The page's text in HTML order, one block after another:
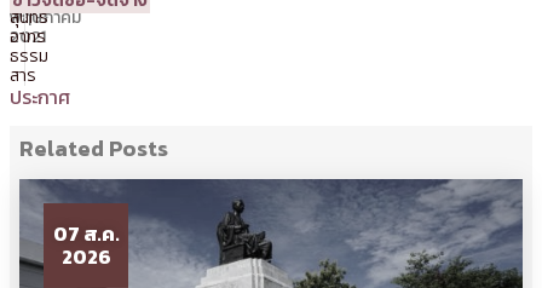
พฤษภาคม
2021
สุนทร
อาทร
ธรรม
สาร
ประกาศ
Related Posts
07 ส.ค.
2026